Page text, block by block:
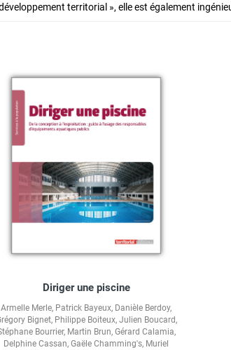
territorial », elle est également
Diriger une piscine
Armelle Merle, Patrick Bayeux, Danièle Berdoy,
Bignet, Philippe Boiteux, Julien Boucard,
Bourrier, Martin Brun, Gérard Calamia,
Delphine Cassan, Gaële Chamming's, Muriel